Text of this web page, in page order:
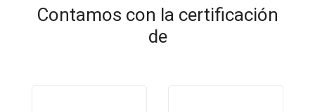
Contamos con la certificación
de